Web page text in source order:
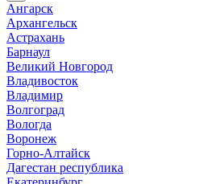
Ангарск
Архангельск
Астрахань
Барнаул
Великий Новгород
Владивосток
Владимир
Волгоград
Вологда
Воронеж
Горно-Алтайск
Дагестан республика